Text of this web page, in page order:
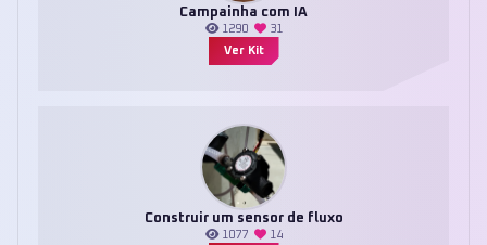
Campainha com IA
1290
31
Ver Kit
Construir um sensor de fluxo
1077
14